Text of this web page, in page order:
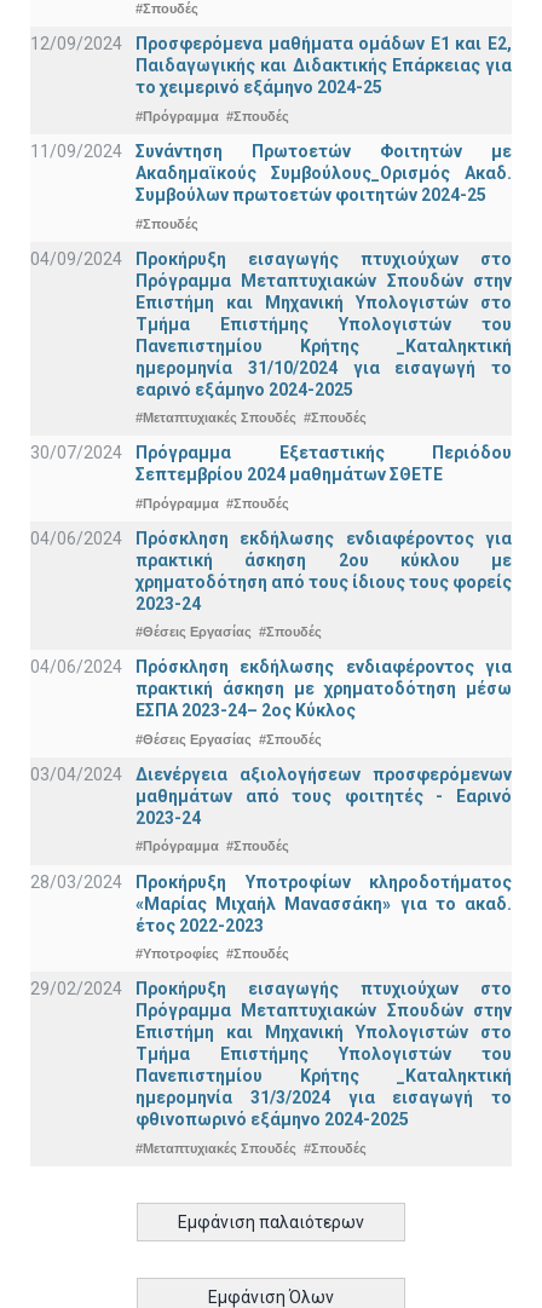
#Σπουδές
12/09/2024
Προσφερόμενα μαθήματα ομάδων Ε1 και Ε2,
Παιδαγωγικής και Διδακτικής Επάρκειας για
το χειμερινό εξάμηνο 2024-25
#Πρόγραμμα #Σπουδές
11/09/2024
Συνάντηση Πρωτοετών Φοιτητών με
Ακαδημαϊκούς Συμβούλους_Ορισμός Ακαδ.
Συμβούλων πρωτοετών φοιτητών 2024-25
#Σπουδές
04/09/2024
Προκήρυξη εισαγωγής πτυχιούχων στo
Πρόγραμμα Μεταπτυχιακών Σπουδών στην
Επιστήμη και Μηχανική Υπολογιστών στο
Τμήμα Eπιστήμης Υπολογιστών του
Πανεπιστημίου Κρήτης _Καταληκτική
ημερομηνία 31/10/2024 για εισαγωγή το
εαρινό εξάμηνο 2024-2025
#Μεταπτυχιακές Σπουδές #Σπουδές
30/07/2024
Πρόγραμμα Εξεταστικής Περιόδου
Σεπτεμβρίου 2024 μαθημάτων ΣΘΕΤΕ
#Πρόγραμμα #Σπουδές
04/06/2024
Πρόσκληση εκδήλωσης ενδιαφέροντος για
πρακτική άσκηση 2ου κύκλου με
χρηματοδότηση από τους ίδιους τους φορείς
2023-24
#Θέσεις Εργασίας #Σπουδές
04/06/2024
Πρόσκληση εκδήλωσης ενδιαφέροντος για
πρακτική άσκηση με χρηματοδότηση μέσω
ΕΣΠΑ 2023-24– 2ος Κύκλος
#Θέσεις Εργασίας #Σπουδές
03/04/2024
Διενέργεια αξιολογήσεων προσφερόμενων
μαθημάτων από τους φοιτητές - Εαρινό
2023-24
#Πρόγραμμα #Σπουδές
28/03/2024
Προκήρυξη Υποτροφίων κληροδοτήματος
«Μαρίας Μιχαήλ Μανασσάκη» για το ακαδ.
έτος 2022-2023
#Υποτροφίες #Σπουδές
29/02/2024
Προκήρυξη εισαγωγής πτυχιούχων στo
Πρόγραμμα Μεταπτυχιακών Σπουδών στην
Επιστήμη και Μηχανική Υπολογιστών στο
Τμήμα Eπιστήμης Υπολογιστών του
Πανεπιστημίου Κρήτης _Καταληκτική
ημερομηνία 31/3/2024 για εισαγωγή το
φθινοπωρινό εξάμηνο 2024-2025
#Μεταπτυχιακές Σπουδές #Σπουδές
Εμφάνιση παλαιότερων
Εμφάνιση Όλων